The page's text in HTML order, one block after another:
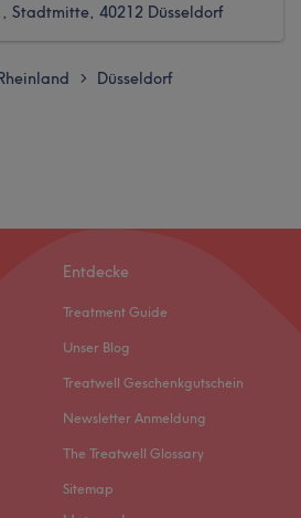
Stadtmitte, 40212 Düsseldorf
> Düsseldorf
Entdecke
Treatment Guide
Unser Blog
Treatwell Geschenkgutschein
Newsletter Anmeldung
The Treatwell Glossary
Sitemap